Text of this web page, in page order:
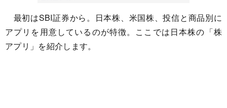
最初はSBI証券から。日本株、米国株、投信と商品別に
アプリを用意しているのが特徴。ここでは日本株の「株
アプリ」を紹介します。